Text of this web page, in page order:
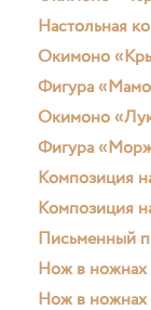
Настольная
Окимоно
Фигура
Окимоно
Фигура
Композиция
Композиция
Письменный
Нож в ножнах
Нож в ножнах